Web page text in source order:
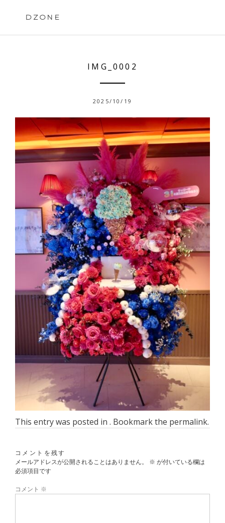
DZONE
IMG_0002
2025/10/19
This entry was posted in . Bookmark the permalink.
コメントを残す
メールアドレスが公開されることはありません。
※ が付いている欄は
必須項目です
コメント ※